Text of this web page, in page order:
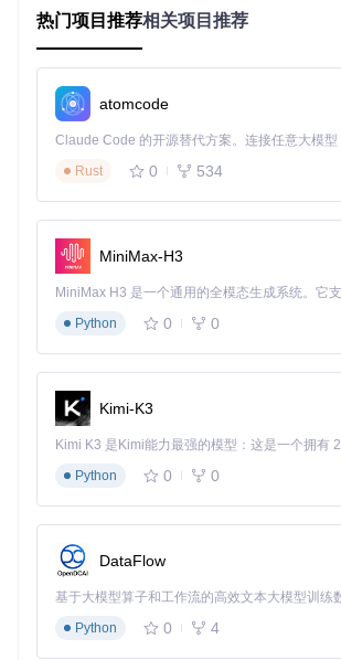
安装过程自动进行，完成后程序会显示安装
统以确保所有运行库正确生效。
第五步：验证安装
打开"控制面板"→"程序和功能"，检查已安装
你应该能看到从VC++ 2005到2022的所有相
VisualCppRedist AIO提供了丰富的命令行参
景需求：
静默安装所有运行库 ：
仅安装VC++ 2022运行库
组合安装多个版本：
这会安装2010、2012、2013和2022版本。
热门项目推荐相关项目推荐
atomcode
Rust
0 534
MiniMax-H3
Python
0 0
Kimi-K3
Python
0 0
DataFlow
基于大模型算子和工作流的高效文本大模型训练
Python
0 4